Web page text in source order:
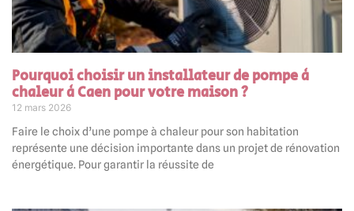
Pourquoi choisir un installateur de pompe à
chaleur à Caen pour votre maison ?
12 mars 2026
Faire le choix d’une pompe à chaleur pour son habitation
représente une décision importante dans un projet de rénovation
énergétique. Pour garantir la réussite de